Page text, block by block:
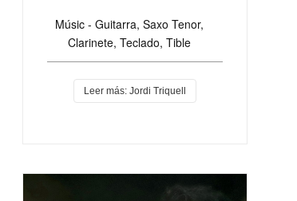
Músic - Guitarra, Saxo Tenor,
Clarinete, Teclado, Tible
Leer más: Jordi Triquell